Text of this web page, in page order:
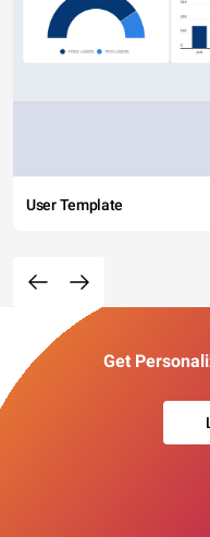
User Template
Get